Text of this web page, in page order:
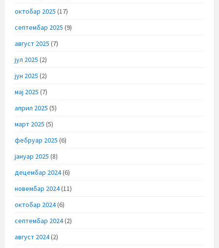
октобар 2025 (17)
септембар 2025 (9)
август 2025 (7)
јул 2025 (2)
јун 2025 (2)
мај 2025 (7)
април 2025 (5)
март 2025 (5)
фебруар 2025 (6)
јануар 2025 (8)
децембар 2024(6)
новембар 2024(11)
октобар 2024(6)
септембар 2024(2)
август 2024(2)